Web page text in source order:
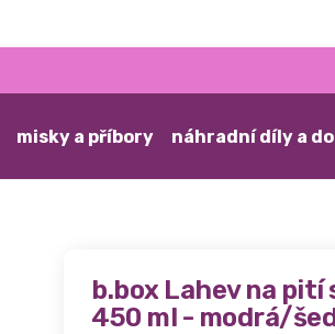
misky a příbory náhradní díly a
b.box Lahev na pití
450 ml - modrá/